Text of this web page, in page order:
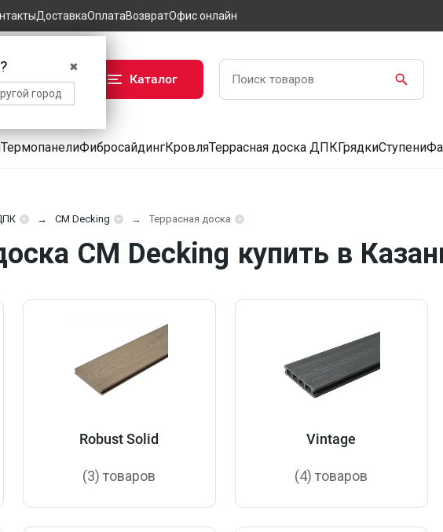
✖
город
ДоставкаОплатаВозвратОфис онлайн
Каталог
ТермопанелиФибросайдингКровляТеррасная доска ДПКГрядкиСтупени
CM Decking Террасная доска
CM Decking купить в
Robust Solid
(3) товаров
Vintage
(4) товаров